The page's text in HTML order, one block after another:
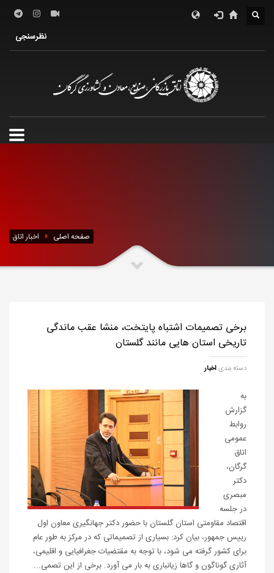
درباره اتاق
معرفی استان
نظرسنجی
اخبار اتاق صفحه اصلی
برخی تصمیمات اشتباه پایتخت، منشا عقب ماندگی
تاریخی استان هایی مانند گلستان
دسته بندیاخبار
به
گزارش
روابط
عمومی
اتاق
گرگان،
دکتر
مبصری
در جلسه
اقتصاد مقاومتی استان گلستان با حضور دکتر جهانگیری معاون اول
رییس جمهور، بیان کرد: بسیاری از تصمیماتی که در مرکز به طور عام
برای کشور گرفته می شود، با توجه به مقتضیات جغرافیایی و اقلیمی،
آثاری گوناگون و گاها زیانباری به بار می آورد. برخی از این تصمی...